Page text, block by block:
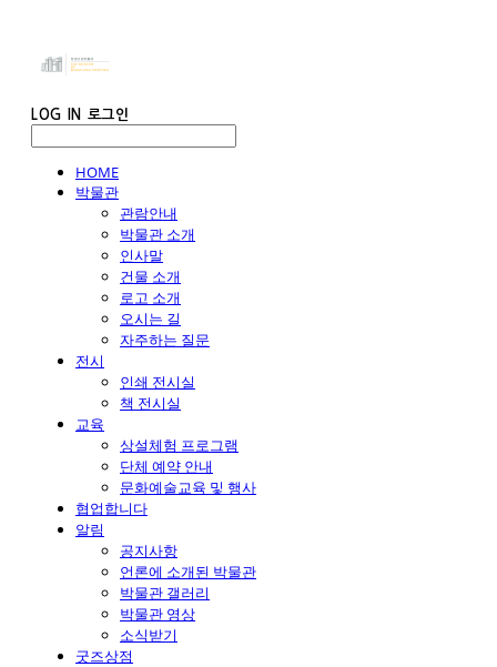
LOG IN 로그인
HOME
박물관
관람안내
박물관 소개
인사말
건물 소개
로고 소개
오시는 길
자주하는 질문
전시
인쇄 전시실
책 전시실
교육
상설체험 프로그램
단체 예약 안내
문화예술교육 및 행사
협업합니다
알림
공지사항
언론에 소개된 박물관
박물관 갤러리
박물관 영상
소식받기
굿즈상점